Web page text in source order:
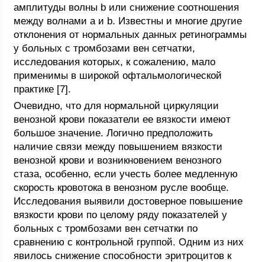
амплитуды волны b или снижение соотношения
между волнами a и b. Известны и многие другие
отклонения от нормальных данных ретинограммы
у больных с тромбозами вен сетчатки,
исследования которых, к сожалению, мало
применимы в широкой офтальмологической
практике [7].
Очевидно, что для нормальной циркуляции
венозной крови показатели ее вязкости имеют
большое значение. Логично предположить
наличие связи между повышением вязкости
венозной крови и возникновением венозного
стаза, особенно, если учесть более медленную
скорость кровотока в венозном русле вообще.
Исследования выявили достоверное повышение
вязкости крови по целому ряду показателей у
больных с тромбозами вен сетчатки по
сравнению с контрольной группой. Одним из них
явилось снижение способности эритроцитов к